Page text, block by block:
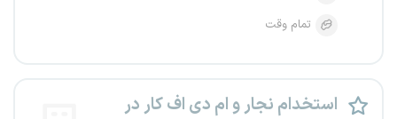
تمام وقت
استخدام نجار و ام دی اف کار در